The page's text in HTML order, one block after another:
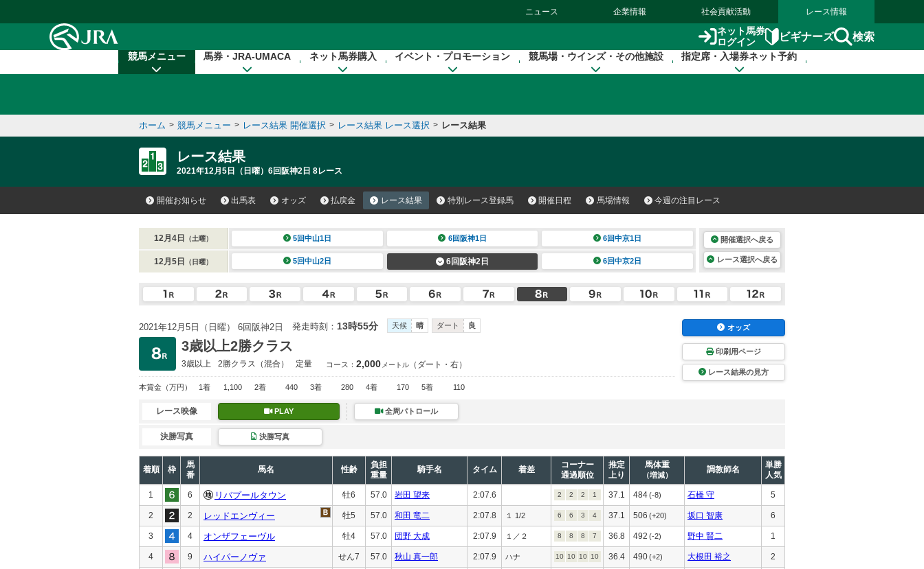
ニュース 企業情報 社会貢献活動 レース情報
ネット馬券
ログイン
ビギナーズ 検索
競馬メニュー 馬券・JRA-UMACA ネット馬券購入 イベント・プロモーション 競馬場・ウインズ・その他施設 指定席・入場券ネット予約
ホーム > 競馬メニュー > レース結果 開催選択 > レース結果 レース選択 > レース結果
レース結果
2021年12月5日（日曜）6回阪神2日 8レース
開催お知らせ 出馬表 オッズ 払戻金 レース結果 特別レース登録馬 開催日程 馬場情報 今週の注目レース
12月4日 （土曜） 5回中山1日 6回阪神1日 6回中京1日
12月5日 （日曜） 5回中山2日 6回阪神2日 6回中京2日
開催選択へ戻る
レース選択へ戻る
2021年12月5日（日曜） 6回阪神2日 発走時刻： 13時55分 天候 晴 ダート 良
3歳以上2勝クラス
3歳以上 2勝クラス （混合） 定量 コース： 2,000 メートル （ダート・右）
本賞金 （万円） 1着 1,100 2着 440 3着 280 4着 170 5着 110
オッズ
印刷用ページ
レース結果の見方
レース映像 PLAY 全周パトロール
決勝写真 決勝写真
着順 枠
馬
番
馬名 性齢
負担
重量
騎手名 タイム 着差
コーナー
通過順位
推定
上り
馬体重
（増減）
調教師名
単勝
人気
1 6 リバプールタウン 牡6 57.0 岩田 望来 2:07.6 2 2 2 1 37.1 484(-8) 石橋 守 5
2 2 レッドエンヴィー 牡5 57.0 和田 竜二 2:07.8 １ 1/2 6 6 3 4 37.1 506 (+20) 坂口 智康 6
3 4 オンザフェーヴル 牡4 57.0 団野 大成 2:07.9 １／２ 8 8 8 7 36.8 492 (-2) 野中 賢二 1
4 9 ハイパーノヴァ せん7 57.0 秋山 真一郎 2:07.9 ハナ 10 10 10 10 36.4 490(+2) 大根田 裕之 2